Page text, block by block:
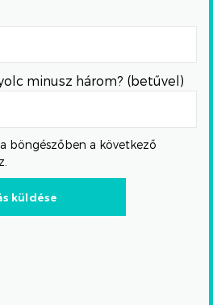
minusz három? (betűvel)
böngészőben a következő